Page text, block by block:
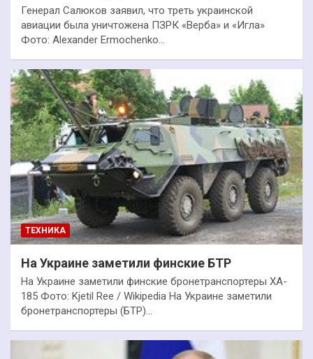
Генерал Салюков заявил, что треть украинской
авиации была уничтожена ПЗРК «Верба» и «Игла»
Фото: Alexander Ermochenko…
ТЕХНИКА
На Украине заметили финские БТР
На Украине заметили финские бронетранспортеры XA-
185 Фото: Kjetil Ree / Wikipedia На Украине заметили
бронетранспортеры (БТР)…